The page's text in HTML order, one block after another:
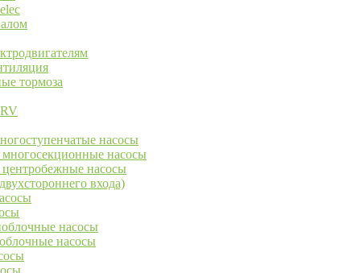
тормоза
насосы
многосекционные насосы
центробежные насосы
входа)
насосы
насосы